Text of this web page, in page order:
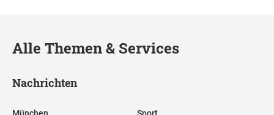
Alle Themen & Services
Nachrichten
München Sport